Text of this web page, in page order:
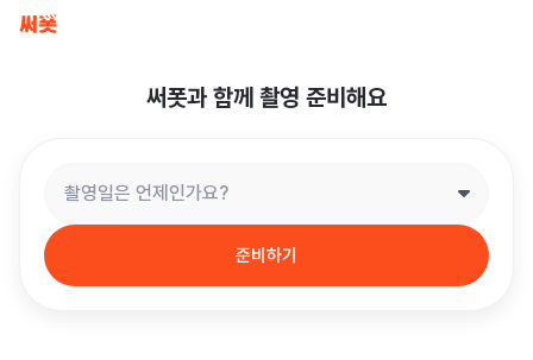
써폿과 함께 촬영 준비해요
촬영일은 언제인가요?
준비하기